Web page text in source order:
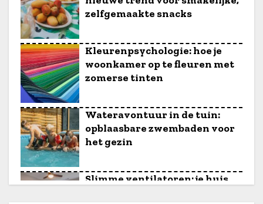
zelfgemaakte snacks
Kleurenpsychologie: hoe je
woonkamer op te fleuren met
zomerse tinten
Wateravontuur in de tuin:
opblaasbare zwembaden voor
het gezin
Slimme ventilatoren: je huis